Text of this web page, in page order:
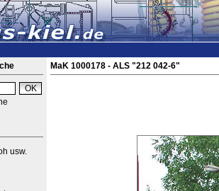
usw.
MaK 1000178 - ALS "212 042-6"